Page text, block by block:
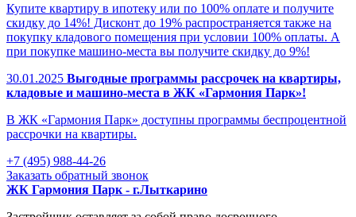
Купите квартиру в ипотеку или по 100% оплате и получите
скидку до 14%! Дисконт до 19% распространяется также на
покупку кладового помещения при условии 100% оплаты. А
при покупке машино-места вы получите скидку до 9%!
30.01.2025 Выгодные программы рассрочек на квартиры,
кладовые и машино-места в ЖК «Гармония Парк»!
В ЖК «Гармония Парк» доступны программы беспроцентной
рассрочки на квартиры.
+7 (495) 988-44-26
Заказать обратный звонок
ЖК Гармония Парк - г.Лыткарино